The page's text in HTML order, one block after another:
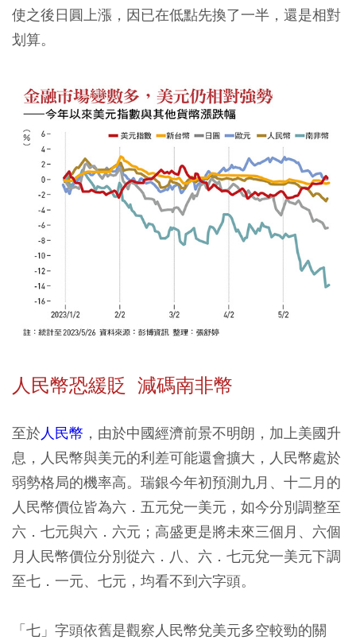
使之後日圓上漲，因已在低點先換了一半，還是相對
划算。
人民幣恐緩貶 減碼南非幣
至於人民幣 ，由於中國經濟前景不明朗，加上美國升
息，人民幣與美元的利差可能還會擴大，人民幣處於
弱勢格局的機率高。瑞銀今年初預測九月、十二月的
人民幣價位皆為六．五元兌一美元，如今分別調整至
六．七元與六．六元；高盛更是將未來三個月、六個
月人民幣價位分別從六．八、六．七元兌一美元下調
至七．一元、七元，均看不到六字頭。
「七」字頭依舊是觀察人民幣兌美元多空較勁的關